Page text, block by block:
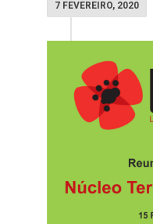
7 FEVEREIRO, 2020